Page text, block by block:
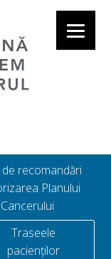
recomandări
Planului
Traseele
pacienților